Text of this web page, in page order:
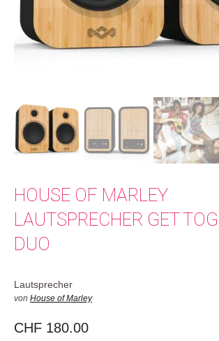
HOUSE OF MARLEY
LAUTSPRECHER GET
DUO
Lautsprecher
von House of Marley
CHF 180.00